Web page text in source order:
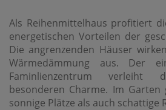
Als Reihenmittelhaus profitiert
energetischen Vorteilen der
Die angrenzenden Häuser
Wärmedämmung aus. Der
Faminlienzentrum
besonderen Charme. Im Garten
sonnige Plätze als auch schattige